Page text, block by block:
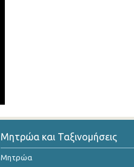
Μητρώα και Ταξινομήσεις
Μητρώα